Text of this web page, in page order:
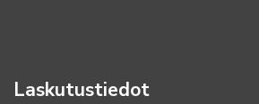
Laskutustiedot